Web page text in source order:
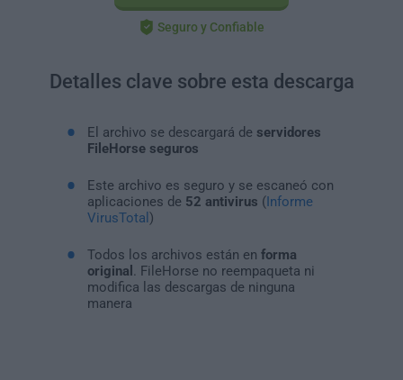
Seguro y Confiable
Detalles clave sobre esta descarga
El archivo se descargará de servidores
FileHorse seguros
Este archivo es seguro y se escaneó con
aplicaciones de 52 antivirus (Informe
VirusTotal )
Todos los archivos están en forma
original
. FileHorse no reempaqueta ni
modifica las descargas de ninguna
manera